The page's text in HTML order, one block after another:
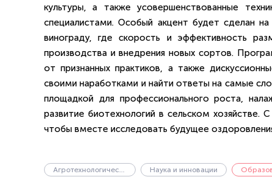
культуры, а также усовершенствованные
специалистами. Особый акцент будет сделан
винограду, где скорость и эффективность
производства и внедрения новых сортов.
от признанных практиков, а также
своими наработками и найти ответы на самые
площадкой для профессионального роста,
развитие биотехнологий в сельском
чтобы вместе исследовать будущее
Агротехнологический институт Наука и инновации